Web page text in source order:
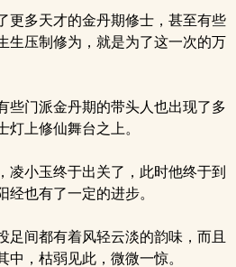
多天才的金丹期修士，甚至有些
生压制修为，就是为了这一次的万
门派金丹期的带头人也出现了多
灯上修仙舞台之上。
小玉终于出关了，此时他终于到
经也有了一定的进步。
间都有着风轻云淡的韵味，而且
，枯弱见此，微微一惊。